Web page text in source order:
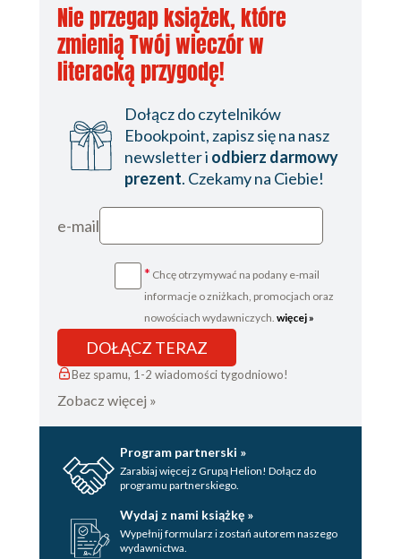
Nie przegap książek, które
zmienią Twój wieczór w
literacką przygodę!
Dołącz do czytelników
Ebookpoint, zapisz się na nasz
newsletter i odbierz darmowy
prezent. Czekamy na Ciebie!
e-mail
* Chcę otrzymywać na podany e-mail
informacje o zniżkach, promocjach oraz
nowościach wydawniczych. więcej »
DOŁĄCZ TERAZ
Bez spamu, 1-2 wiadomości tygodniowo!
Zobacz więcej »
Program partnerski »
Zarabiaj więcej z Grupą Helion! Dołącz do
programu partnerskiego.
Wydaj z nami książkę »
Wypełnij formularz i zostań autorem naszego
wydawnictwa.